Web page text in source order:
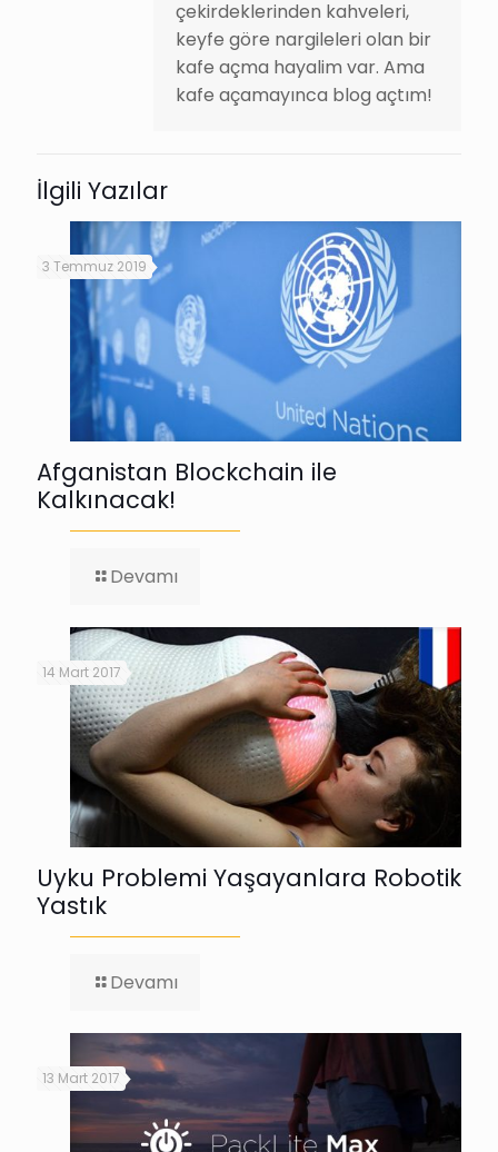
çekirdeklerinden kahveleri,
keyfe göre nargileleri olan bir
kafe açma hayalim var. Ama
kafe açamayınca blog açtım!
İlgili Yazılar
3 Temmuz 2019
Afganistan Blockchain ile
Kalkınacak!
Devamı
ile
Kalkınacak!
14 Mart 2017
Uyku Problemi Yaşayanlara Robotik
Yastık
Devamı
Yaşayanlara
Robotik
Yastık
13 Mart 2017